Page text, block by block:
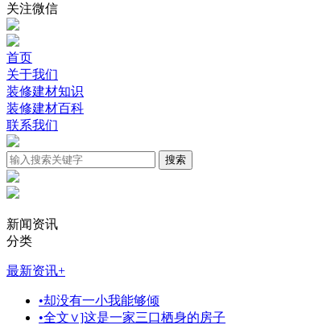
关注微信
首页
关于我们
装修建材知识
装修建材百科
联系我们
新闻资讯
分类
最新资讯+
•却没有一小我能够倾
•全文∨]这是一家三口栖身的房子